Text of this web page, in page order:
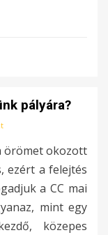
pályára?
örömet okozott
ezért a felejtés
a CC mai
mint egy
közepes